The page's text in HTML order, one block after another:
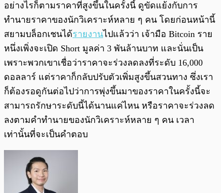
อย่างไรก็ตามราคาที่สูงขึ้นในครั้งนี้ ดูขัดแย้งกับการ
ทำนายราคาของนักวิเคราะห์หลาย ๆ คน โดยก่อนหน้านี้
สยามบล็อกเชนได้รายงานไปแล้วว่า เจ้ามือ Bitcoin ราย
หนึ่งเพิ่งจะเปิด Short มูลค่า 3 พันล้านบาท และนั่นเป็น
เพราะพวกเขาเชื่อว่าราคาจะร่วงลดลงที่ระดับ 16,000
ดอลลาร์ แต่ราคาก็กลับปรับตัวเพิ่มสูงขึ้นสวนทาง ซึ่งเรา
ก็ต้องรอดูกันต่อไปว่าการพุ่งขึ้นมาของราคาในครั้งนี้จะ
สามารถรักษาระดับนี้ได้นานแค่ไหน หรือราคาจะร่วงลด
ลงตามคำทำนายของนักวิเคราะห์หลาย ๆ คน เวลา
เท่านั้นที่จะเป็นคำตอบ